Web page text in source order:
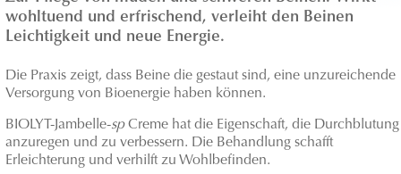
wohltuend und erfrischend, verleiht den Beinen
Leichtigkeit und neue Energie.
Die Praxis zeigt, dass Beine die gestaut sind, eine unzureichende
Versorgung von Bioenergie haben können.
BIOLYT-Jambelle-spCreme hat die Eigenschaft, die Durchblutung
anzuregen und zu verbessern. Die Behandlung schafft
Erleichterung und verhilft zu Wohlbefinden.